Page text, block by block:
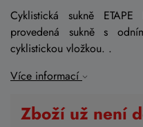
Cyklistická sukně
provedená sukně s
cyklistickou vložkou. .
Více informací
Zboží už není